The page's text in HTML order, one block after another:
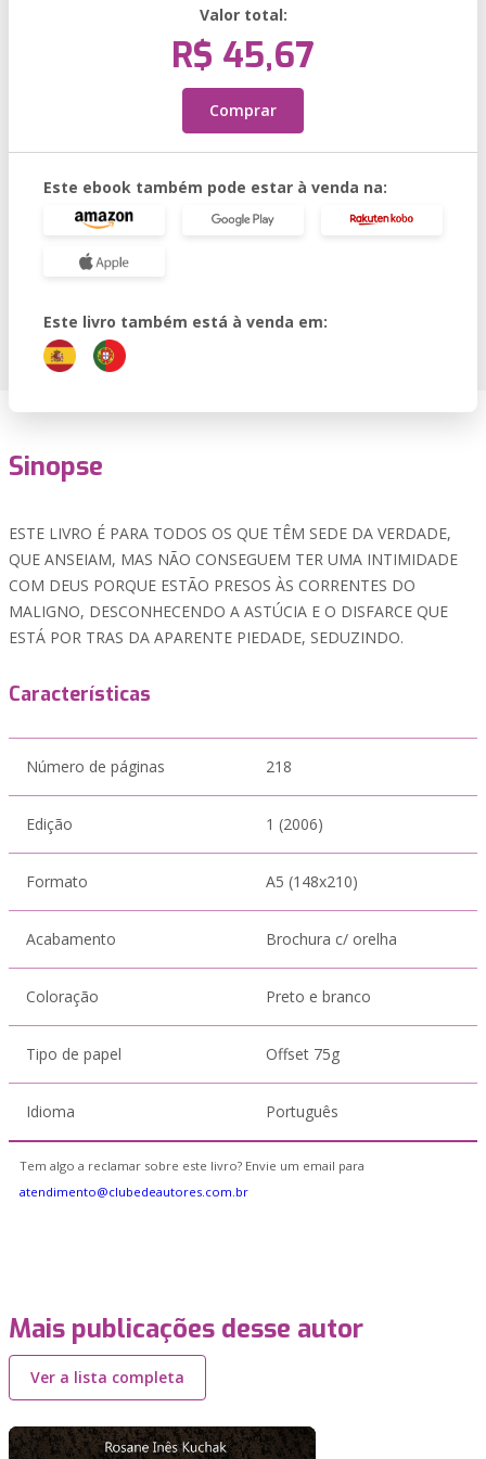
Valor total:
R$ 45,67
Comprar
Este ebook também pode estar à venda na:
Este livro também está à venda em:
Sinopse
ESTE LIVRO É PARA TODOS OS QUE TÊM SEDE DA VERDADE,
QUE ANSEIAM, MAS NÃO CONSEGUEM TER UMA INTIMIDADE
COM DEUS PORQUE ESTÃO PRESOS ÀS CORRENTES DO
MALIGNO, DESCONHECENDO A ASTÚCIA E O DISFARCE QUE
ESTÁ POR TRAS DA APARENTE PIEDADE, SEDUZINDO.
Características
Número de páginas 218
Edição 1 (2006)
Formato A5 (148x210)
Acabamento Brochura c/ orelha
Coloração Preto e branco
Tipo de papel Offset 75g
Idioma Português
Tem algo a reclamar sobre este livro? Envie um email para
atendimento@clubedeautores.com.br
Mais publicações desse autor
Ver a lista completa